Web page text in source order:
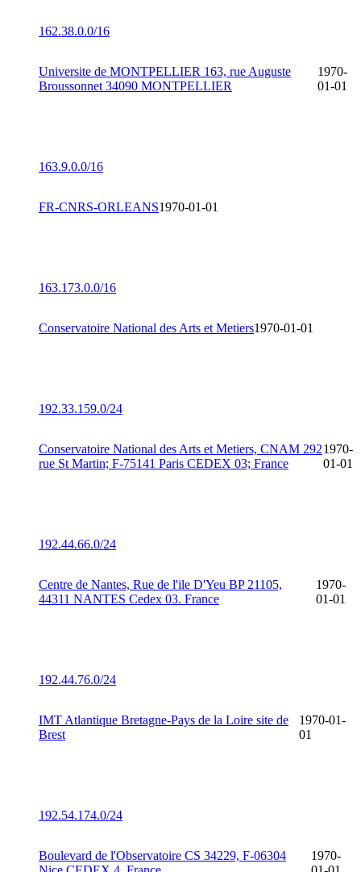
162.38.0.0/16
Universite de MONTPELLIER 163, rue Auguste
Broussonnet 34090 MONTPELLIER
1970-
01-01
163.9.0.0/16
FR-CNRS-ORLEANS1970-01-01
163.173.0.0/16
Conservatoire National des Arts et Metiers1970-01-01
192.33.159.0/24
Conservatoire National des Arts et Metiers, CNAM 292
rue St Martin; F-75141 Paris CEDEX 03; France
1970-
01-01
192.44.66.0/24
Centre de Nantes, Rue de l'ile D'Yeu BP 21105,
44311 NANTES Cedex 03. France
1970-
01-01
192.44.76.0/24
IMT Atlantique Bretagne-Pays de la Loire site de
Brest
1970-01-
01
192.54.174.0/24
Boulevard de l'Observatoire CS 34229, F-06304
1970-